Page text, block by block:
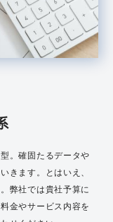
。確固たるデータや
きます。とはいえ、
弊社では貴社予算に
金やサービス内容を